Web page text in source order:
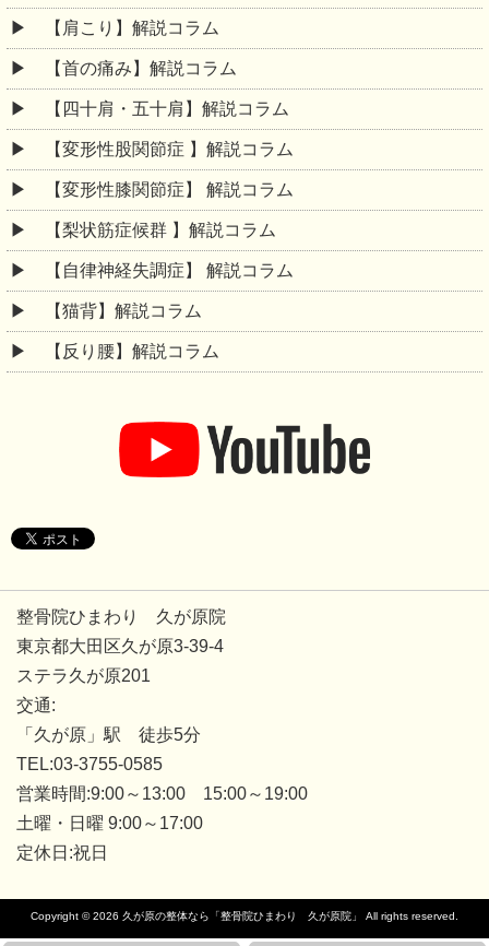
【肩こり】解説コラム
【首の痛み】解説コラム
【四十肩・五十肩】解説コラム
【変形性股関節症 】解説コラム
【変形性膝関節症】 解説コラム
【梨状筋症候群 】解説コラム
【自律神経失調症】 解説コラム
【猫背】解説コラム
【反り腰】解説コラム
整骨院ひまわり 久が原院
東京都大田区久が原3-39-4
ステラ久が原201
交通:
「久が原」駅 徒歩5分
TEL:03-3755-0585
営業時間:9:00～13:00 15:00～19:00
土曜・日曜 9:00～17:00
定休日:祝日
Copyright © 2026 久が原の整体なら「整骨院ひまわり 久が原院」 All rights reserved.